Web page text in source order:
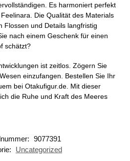
Es harmoniert perfekt
Die Qualität des Materials
Flossen und Details langfristig
nach einem Geschenk für einen
schätzt?
ist zeitlos. Zögern Sie
einzufangen. Bestellen Sie Ihr
bei Otakufigur.de. Mit dieser
die Ruhe und Kraft des Meeres
9077391
Uncategorized